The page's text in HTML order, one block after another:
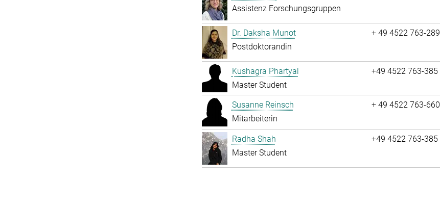
Assistenz Forschungsgruppen
Dr. Daksha Munot
Postdoktorandin
+ 49 4522 763-289
Kushagra Phartyal
Master Student
+49 4522 763-385
Susanne Reinsch
Mitarbeiterin
+ 49 4522 763-660
Radha Shah
Master Student
+49 4522 763-385